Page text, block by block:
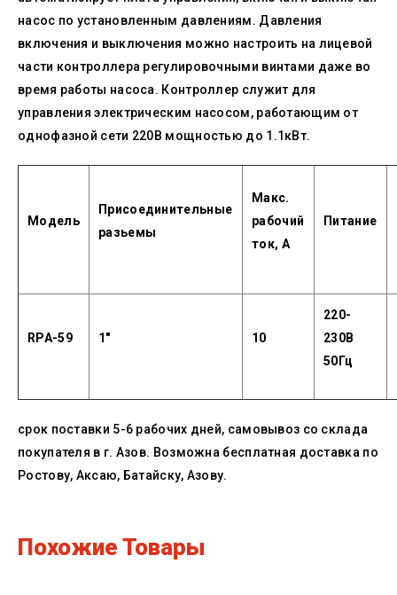
насос по установленным давлениям. Давления
включения и выключения можно настроить на лицевой
части контроллера регулировочными винтами даже во
время работы насоса. Контроллер служит для
управления электрическим насосом, работающим от
однофазной сети 220В мощностью до 1.1кВт.
Модель
Присоединительные
разьемы
Макс.
рабочий
ток, А
Питание
RPA-59 1" 10
220-
230В
50Гц
срок поставки 5-6 рабочих дней, самовывоз со склада
покупателя в г. Азов. Возможна бесплатная доставка по
Ростову, Аксаю, Батайску, Азову.
Похожие Товары